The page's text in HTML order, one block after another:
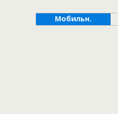
Мобильн.